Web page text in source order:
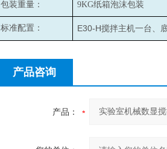
包装重量： 9KG纸箱泡沫包装
标准配置： E30-H搅拌主机一台、
产品咨询
产品：